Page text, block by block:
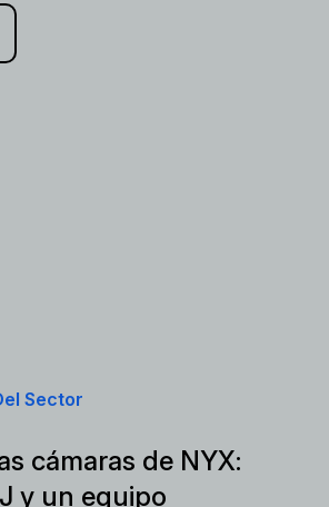
Sector
cámaras de NYX:
y un equipo